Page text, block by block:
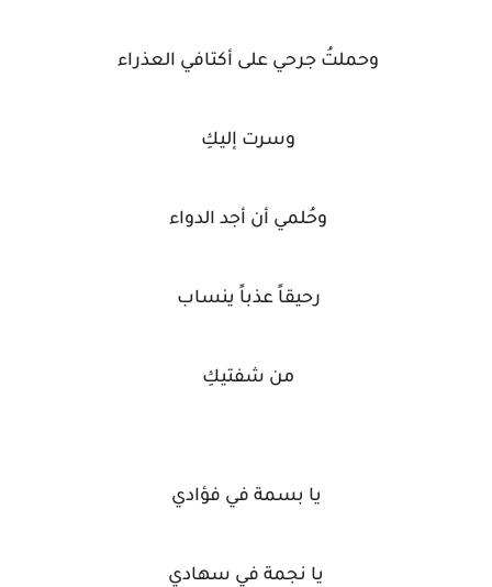
وحملتُ جرحي على أكتافي العذراء
وسرت إليكِ
وحُلمي أن أجد الدواء
رحيقاً عذباً ينساب
من شفتيكِ
يا بسمة في فؤادي
يا نجمة في سهادي